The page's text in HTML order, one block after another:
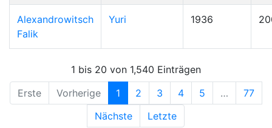
Alexandrowitsch
Falik
Yuri 1936
1 bis 20 von 1,540 Einträgen
Erste
Vorherige 1 2 3 4 5 …
77
Nächste
Letzte